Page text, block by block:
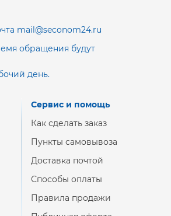
mail@seconom24.ru
обращения будут
день.
Сервис и помощь
Как сделать заказ
Пункты самовывоза
Доставка почтой
Способы оплаты
Правила продажи